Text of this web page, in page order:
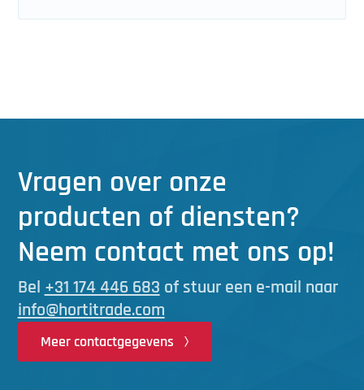
Vragen over onze
producten of diensten?
Neem contact met ons op!
Bel +31 174 446 683 of stuur een e-mail naar
info@hortitrade.com
Meer contactgegevens